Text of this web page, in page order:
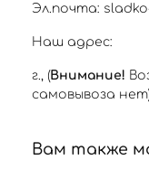
Эл.почта:
Наш адрес:
г. , (Внимание!
самовывоза
Вам также